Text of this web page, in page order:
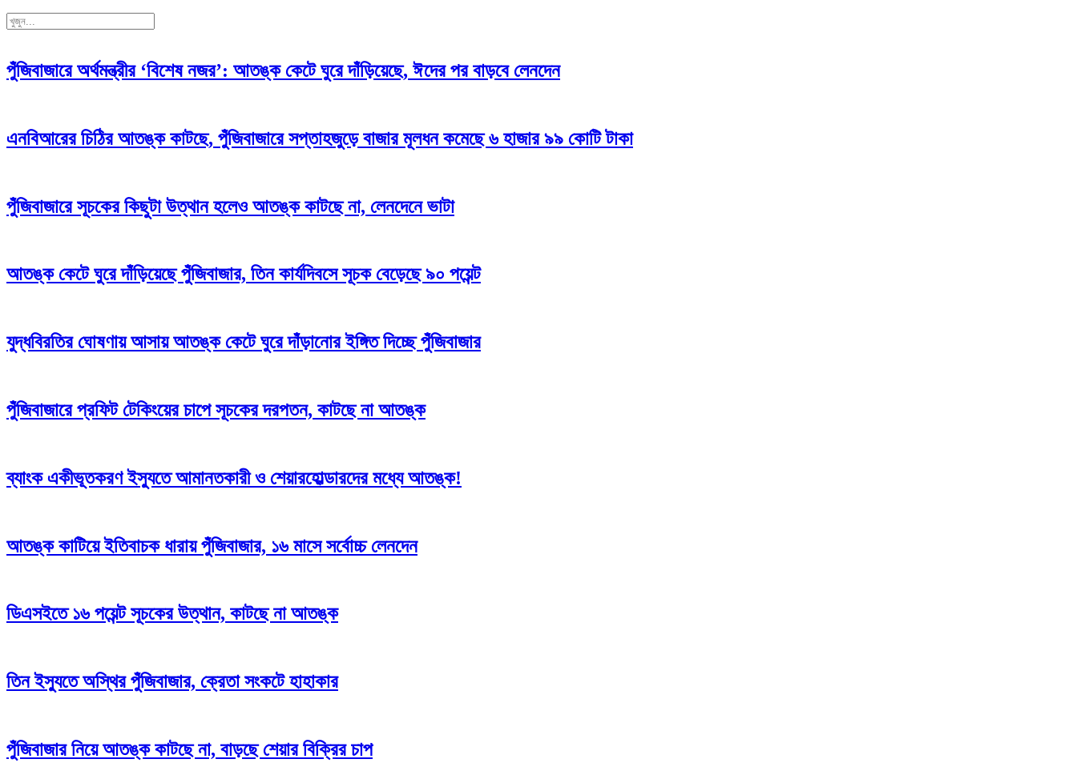
পুঁজিবাজারে অর্থমন্ত্রীর ‘বিশেষ নজর’: আতঙ্ক কেটে ঘুরে দাঁড়িয়েছে, ঈদের পর বাড়বে লেনদেন
এনবিআরের চিঠির আতঙ্ক কাটছে, পুঁজিবাজারে সপ্তাহজুড়ে বাজার মূলধন কমেছে ৬ হাজার ৯৯ কোটি টাকা
পুঁজিবাজারে সূচকের কিছুটা উত্থান হলেও আতঙ্ক কাটছে না, লেনদেনে ভাটা
আতঙ্ক কেটে ঘুরে দাঁড়িয়েছে পুঁজিবাজার, তিন কার্যদিবসে সূচক বেড়েছে ৯০ পয়েন্ট
যুদ্ধবিরতির ঘোষণায় আসায় আতঙ্ক কেটে ঘুরে দাঁড়ানোর ইঙ্গিত দিচ্ছে পুঁজিবাজার
পুঁজিবাজারে প্রফিট টেকিংয়ের চাপে সূচকের দরপতন, কাটছে না আতঙ্ক
ব্যাংক একীভূতকরণ ইস্যুতে আমানতকারী ও শেয়ারহোল্ডারদের মধ্যে আতঙ্ক!
আতঙ্ক কাটিয়ে ইতিবাচক ধারায় পুঁজিবাজার, ১৬ মাসে সর্বোচ্চ লেনদেন
ডিএসইতে ১৬ পয়েন্ট সূচকের উত্থান, কাটছে না আতঙ্ক
তিন ইস্যুতে অস্থির পুঁজিবাজার, ক্রেতা সংকটে হাহাকার
পুঁজিবাজার নিয়ে আতঙ্ক কাটছে না, বাড়ছে শেয়ার বিক্রির চাপ